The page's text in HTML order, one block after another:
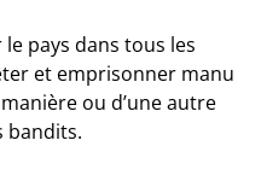
pays dans tous les
et emprisonner manu
ou d’une autre
bandits.